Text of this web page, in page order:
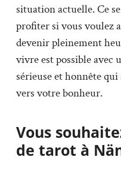
situation actuelle. Ce
profiter si vous voulez
devenir pleinement
vivre est possible avec
sérieuse et honnête
vers votre bonheur.
Vous
de tarot à